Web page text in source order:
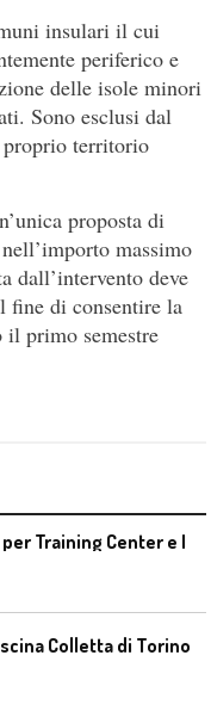
insulari il cui
periferico e
delle isole minori
Sono esclusi dal
territorio
proposta di
massimo
dall’intervento deve
fine di consentire la
il primo semestre
Colletta di Torino